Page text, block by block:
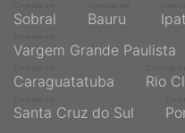
Sobral Bauru
Vargem Grande Paulista
Caraguatatuba Rio
Santa Cruz do Sul